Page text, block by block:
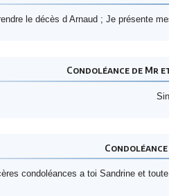
le décès d Arnaud ; Je présente
Condoléance de Mr
condoléances a toi Sandrine et